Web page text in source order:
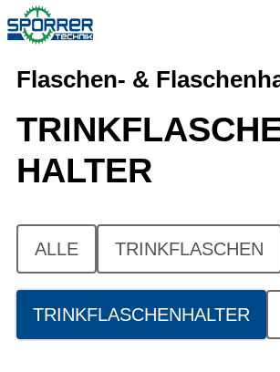
Flaschen- &
HALTER
ALLE TRINKFLASCHEN
TRINKFLASCHENHALTER